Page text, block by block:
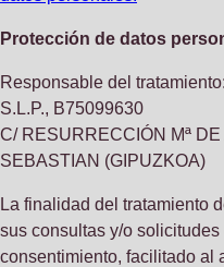
Protección de datos
Responsable del
S.L.P., B75099630
C/ RESURRECCIÓN Mª DE
SEBASTIAN (GIPUZKOA)
La finalidad del tratamiento
sus consultas y/o
consentimiento, facilitado al